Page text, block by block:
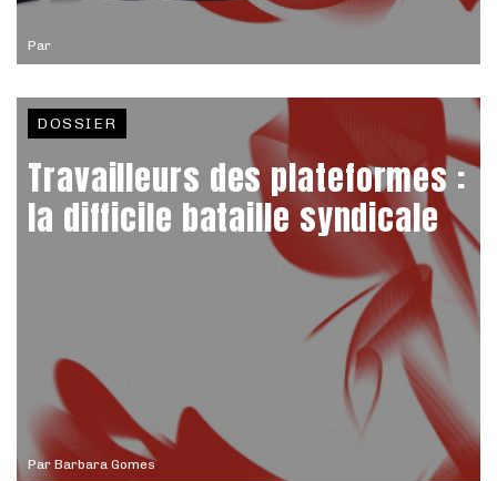
Par
Par Barbara Gomes
DOSSIER
Travailleurs des plateformes :
la difficile bataille syndicale